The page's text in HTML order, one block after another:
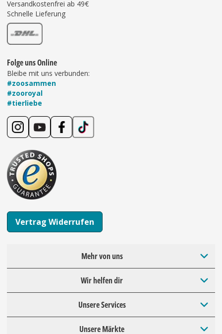
Versandkostenfrei ab 49€
Schnelle Lieferung
Folge uns Online
Bleibe mit uns verbunden:
#zoosammen
#zooroyal
#tierliebe
Vertrag Widerrufen
Mehr von uns
Wir helfen dir
Unsere Services
Unsere Märkte